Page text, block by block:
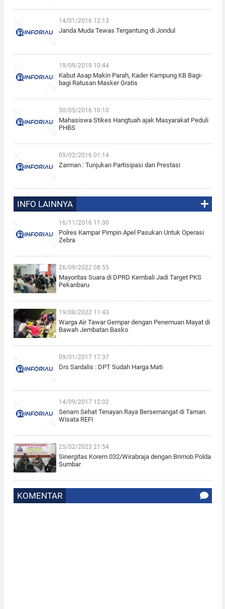
14/01/2016 12:13
Janda Muda Tewas Tergantung di Jondul
19/09/2019 10:44
Kabut Asap Makin Parah, Kader Kampung KB Bagi-
bagi Ratusan Masker Gratis
30/05/2016 10:10
Mahasiswa Stikes Hangtuah ajak Masyarakat Peduli
PHBS
09/02/2016 01:14
Zarman : Tunjukan Partisipasi dan Prestasi
INFO LAINNYA
16/11/2016 11:30
Polres Kampar Pimpin Apel Pasukan Untuk Operasi
Zebra
26/09/2022 08:55
Mayoritas Suara di DPRD Kembali Jadi Target PKS
Pekanbaru
19/08/2022 11:43
Warga Air Tawar Gempar dengan Penemuan Mayat di
Bawah Jembatan Basko
09/01/2017 17:37
Drs Sardalis : DPT Sudah Harga Mati
14/09/2017 12:02
Senam Sehat Tenayan Raya Bersemangat di Taman
Wisata REFI
25/02/2023 21:54
Sinergitas Korem 032/Wirabraja dengan Brimob Polda
Sumbar
KOMENTAR